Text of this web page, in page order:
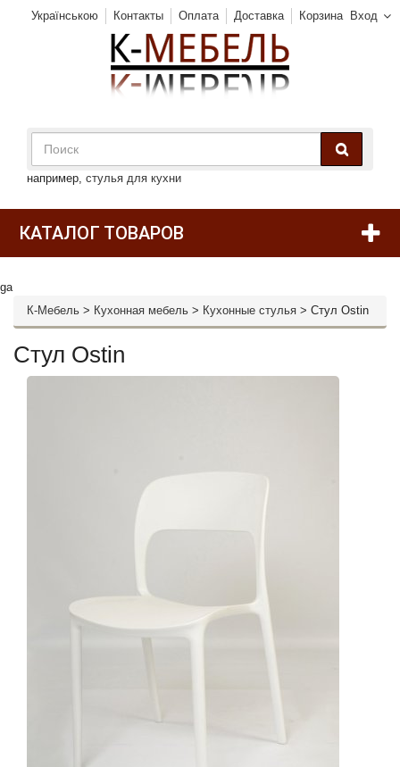
Вход
Українською Контакты Оплата Доставка Корзина
например, стулья для кухни
КАТАЛОГ ТОВАРОВ
ga
К-Мебель > Кухонная мебель > Кухонные стулья > Стул Ostin
Стул Ostin